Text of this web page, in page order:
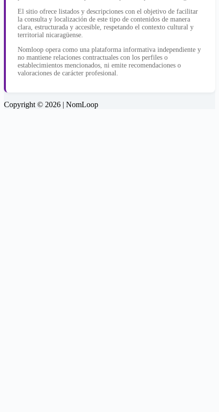
El sitio ofrece listados y descripciones con el objetivo de facilitar
la consulta y localización de este tipo de contenidos de manera
clara, estructurada y accesible, respetando el contexto cultural y
territorial nicaragüense.
Nomloop opera como una plataforma informativa independiente y
no mantiene relaciones contractuales con los perfiles o
establecimientos mencionados, ni emite recomendaciones o
valoraciones de carácter profesional.
Copyright © 2026 | NomLoop